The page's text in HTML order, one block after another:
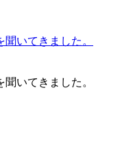
いてきました。
いてきました。